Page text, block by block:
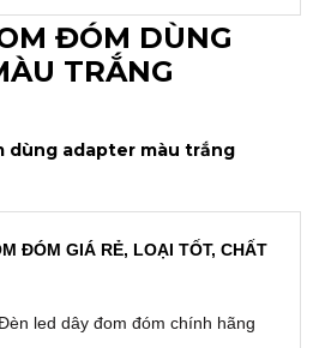
ĐÓM DÙNG
TRẮNG
dùng adapter màu trắng
ĐÓM GIÁ RẺ, LOẠI TỐT, CHẤT
led dây đom đóm chính hãng